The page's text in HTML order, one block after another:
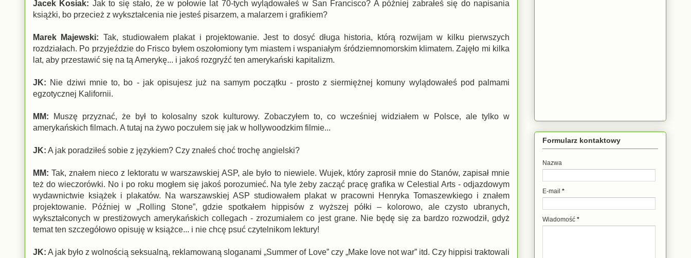
Jacek Kosiak: Jak to się stało, że w połowie lat 70-tych wylądowałeś w San Francisco? A później zabrałeś się do napisania
książki, bo przecież z wykształcenia nie jesteś pisarzem, a malarzem i grafikiem?
Marek Majewski: Tak, studiowałem plakat i projektowanie. Jest to dosyć długa historia, którą rozwijam w kilku pierwszych
rozdziałach. Po przyjeździe do Frisco byłem oszołomiony tym miastem i wspaniałym śródziemnomorskim klimatem. Zajęło mi kilka
lat, aby przestawić się na tą Amerykę... i jakoś rozgryźć ten amerykański kapitalizm.
JK: Nie dziwi mnie to, bo - jak opisujesz już na samym początku - prosto z siermiężnej komuny wylądowałeś pod palmami
egzotycznej Kalifornii.
MM: Muszę przyznać, że był to kolosalny szok kulturowy. Zobaczyłem to, co wcześniej widziałem w Polsce, ale tylko w
amerykańskich filmach. A tutaj na żywo poczułem się jak w hollywoodzkim filmie...
JK: A jak poradziłeś sobie z językiem? Czy znałeś choć trochę angielski?
MM: Tak, znałem nieco z lektoratu w warszawskiej ASP, ale było to niewiele. Wujek, który zaprosił mnie do Stanów, zapisał mnie
też do wieczorówki. No i po roku mogłem się jakoś porozumieć. Na tyle żeby zacząć pracę grafika w Celestial Arts - odjazdowym
wydawnictwie książek i plakatów. Na warszawskiej ASP studiowałem plakat w pracowni Henryka Tomaszewkiego i znałem
projektowanie. Później w „Rolling Stone”, gdzie spotkałem hippisów z wyższej półki – kolorowo, ale czysto ubranych,
wykształconych w prestiżowych amerykańskich collegach - zrozumiałem co jest grane. Nie będę się za bardzo rozwodził, gdyż
temat ten szczegółowo opisuję w książce... i nie chcę psuć czytelnikom lektury!
JK: A jak było z wolnością seksualną, reklamowaną sloganami „Summer of Love” czy „Make love not war” itd. Czy hippisi traktowali
Formularz kontaktowy
Nazwa
E-mail *
Wiadomość *